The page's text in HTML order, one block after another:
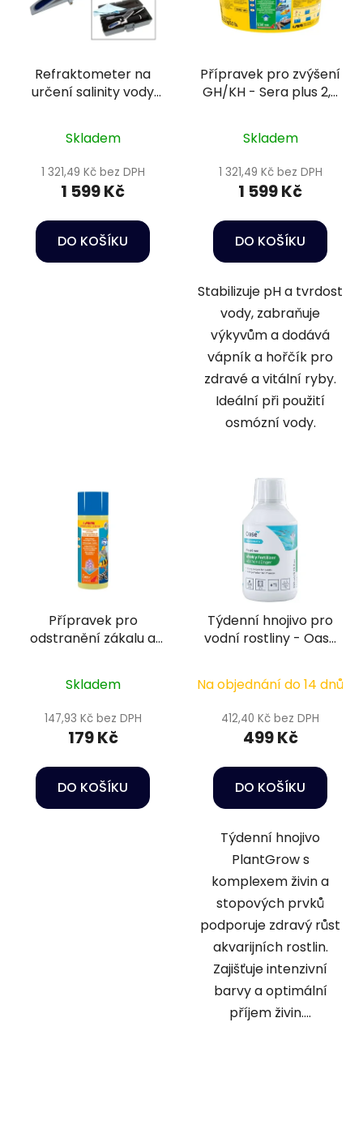
Refraktometer na
určení salinity vody
Skladem
1 321,49 Kč bez DPH
1 599 Kč
DO KOŠÍKU
Přípravek pro zvýšení
GH/KH - Sera plus 2,5
Skladem
1 321,49 Kč bez DPH
1 599 Kč
DO KOŠÍKU
Stabilizuje pH a tvrdost
vody, zabraňuje
výkyvům a dodává
vápník a hořčík pro
zdravé a vitální ryby.
Ideální při použití
osmózní vody.
Přípravek pro
odstranění zákalu a
Skladem
147,93 Kč bez DPH
179 Kč
DO KOŠÍKU
Týdenní hnojivo pro
vodní rostliny - Oase
Fertilizer 500 ml
Na objednání do 14 dnů
412,40 Kč bez DPH
499 Kč
DO KOŠÍKU
Týdenní hnojivo
PlantGrow s
komplexem živin a
stopových prvků
podporuje zdravý růst
akvarijních rostlin.
Zajišťuje intenzivní
barvy a optimální
příjem živin....